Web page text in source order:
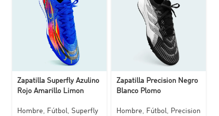
Zapatilla Superfly Azulino
Rojo Amarillo Limon
Hombre, Fútbol, Superfly
Zapatilla Precision Negro
Blanco Plomo
Hombre, Fútbol, Precision